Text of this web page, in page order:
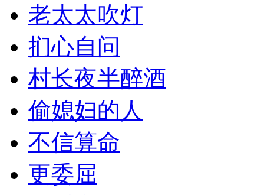
老太太吹灯
扪心自问
村长夜半醉酒
偷媳妇的人
不信算命
更委屈